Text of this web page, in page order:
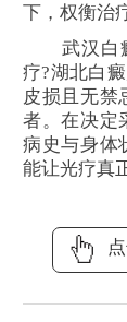
下，权衡治
武汉白癜
疗?湖北白
皮损且无禁
者。在决定
病史与身体
能让光疗真